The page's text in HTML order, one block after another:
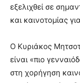
εξελιχθεί σε
και καινοτομίας
Ο Κυριάκος
είναι «πιο
στη χορήγηση